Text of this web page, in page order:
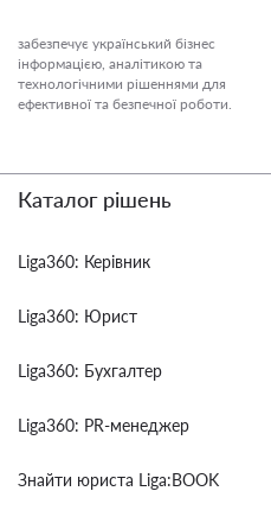
забезпечує український бізнес
інформацією, аналітикою та
технологічними рішеннями для
ефективної та безпечної роботи.
Каталог рішень
Liga360: Керівник
Liga360: Юрист
Liga360: Бухгалтер
Liga360: PR-менеджер
Знайти юриста Liga:BOOK